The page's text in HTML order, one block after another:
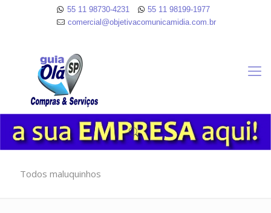
55 11 98730-4231
55 11 98199-1977
comercial@objetivacomunicamidia.com.br
Todos maluquinhos